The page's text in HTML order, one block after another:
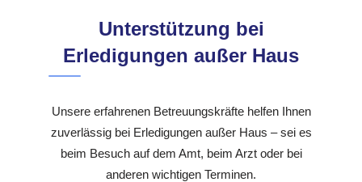
Unterstützung bei
Erledigungen außer Haus
Unsere erfahrenen Betreuungskräfte helfen Ihnen
zuverlässig bei Erledigungen außer Haus – sei es
beim Besuch auf dem Amt, beim Arzt oder bei
anderen wichtigen Terminen.